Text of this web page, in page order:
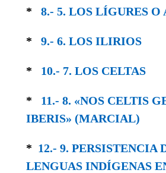
* 8.- 5. LOS LÍGURES O
* 9.- 6. LOS ILIRIOS
* 10.- 7. LOS CELTAS
* 11.- 8. «NOS CELTIS
IBERIS» (MARCIAL)
* 12.- 9. PERSISTENCIA
LENGUAS IN­DÍGENAS